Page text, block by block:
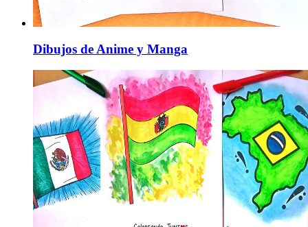
Dibujos de Anime y Manga